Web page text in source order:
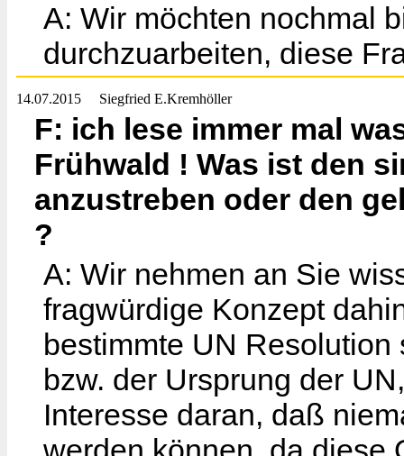
A: Wir möchten nochmal
durchzuarbeiten, diese
14.07.2015 Siegfried E.Kremhöller
F: ich lese immer mal
Frühwald ! Was ist den
anzustreben oder den
?
A: Wir nehmen an Sie
fragwürdige Konzept
bestimmte UN
bzw. der Ursprung der
Interesse daran, daß